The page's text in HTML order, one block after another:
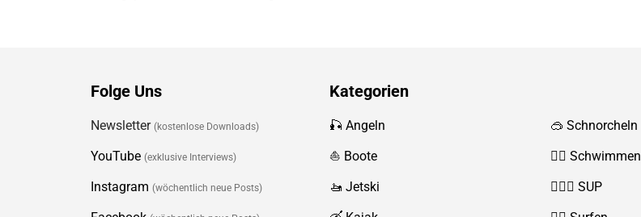
Folge Uns
Newsletter (kostenlose Downloads)
YouTube (exklusive Interviews)
Instagram (wöchentlich neue Posts)
Kategorien
🎣 Angeln
⛵️ Boote
🚤 Jetski
🥽 Schnorcheln
🏊‍♂️ Schwimmen
🏄‍♀️🛶 SUP